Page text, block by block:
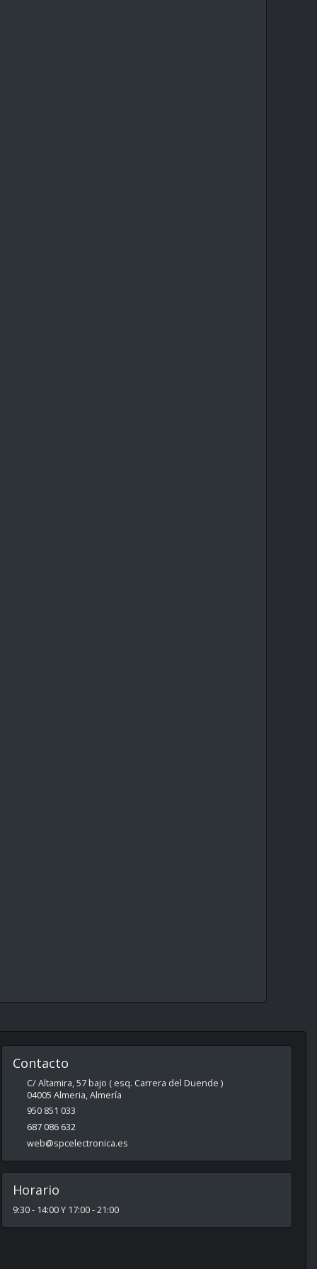
Contacto
C/ Altamira, 57 bajo ( esq. Carrera del Duende )
04005 Almeria,Almería
950 851 033
687 086 632
web@spcelectronica.es
Horario
9:30 - 14:00 Y 17:00 - 21:00